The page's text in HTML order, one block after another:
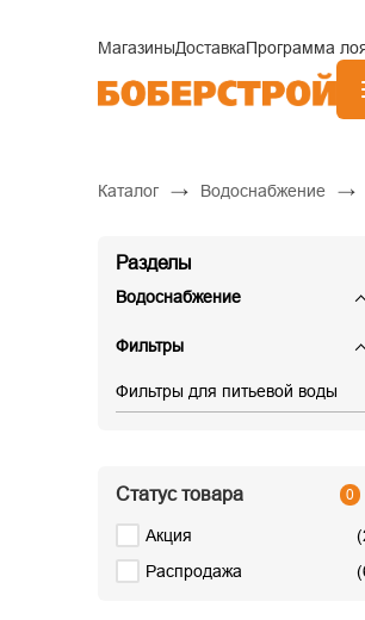
МагазиныДоставкаПрограмма
Каталог → Водоснабжение →
Разделы
Водоснабжение
Фильтры
Фильтры для питьевой воды
Статус товара 0
Акция (
Распродажа
(